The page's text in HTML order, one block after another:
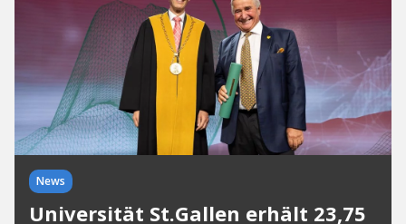
News
Universität St.Gallen erhält 23,75